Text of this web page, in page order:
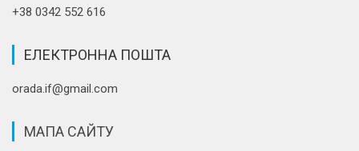
+38 0342 552 616
ЕЛЕКТРОННА ПОШТА
orada.if@gmail.com
МАПА САЙТУ